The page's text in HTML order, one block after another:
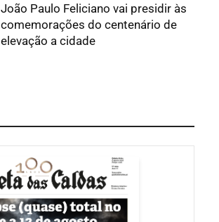
João Paulo Feliciano vai presidir às
comemorações do centenário de
elevação a cidade